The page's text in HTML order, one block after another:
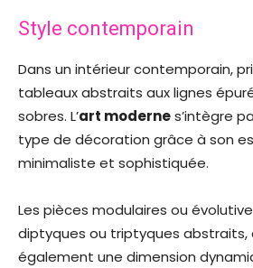
Style contemporain
Dans un intérieur contemporain,
tableaux abstraits aux lignes
sobres. L’art modernes’intègre
type de décoration grâce à son
minimaliste et sophistiquée.
Les pièces modulaires ou
diptyques ou triptyques abstraits,
également une dimension